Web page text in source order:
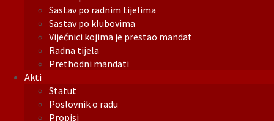
Sastav po radnim tijelima
Sastav po klubovima
Vijećnici kojima je prestao mandat
Radna tijela
Prethodni mandati
Akti
Statut
Poslovnik o radu
Propisi